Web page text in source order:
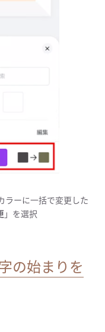
ラーに一括で変更した
」を選択
の始まりを